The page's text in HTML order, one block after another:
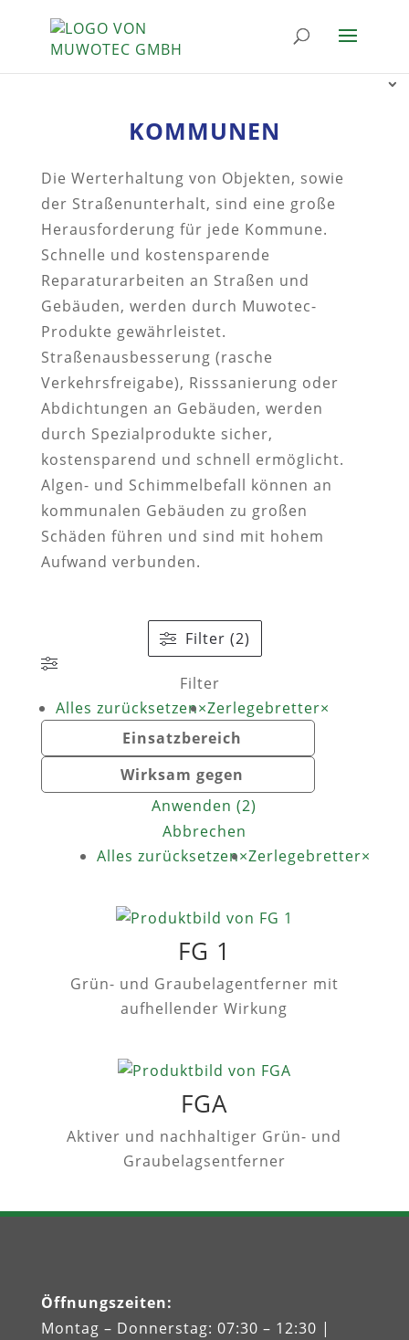
KOMMUNEN
Die Werterhaltung von Objekten, sowie
der Straßenunterhalt, sind eine große
Herausforderung für jede Kommune.
Schnelle und kostensparende
Reparaturarbeiten an Straßen und
Gebäuden, werden durch Muwotec-
Produkte gewährleistet.
Straßenausbesserung (rasche
Verkehrsfreigabe), Risssanierung oder
Abdichtungen an Gebäuden, werden
durch Spezialprodukte sicher,
kostensparend und schnell ermöglicht.
Algen- und Schimmelbefall können an
kommunalen Gebäuden zu großen
Schäden führen und sind mit hohem
Aufwand verbunden.
Filter (2)
Filter
Alles zurücksetzen×Zerlegebretter×
Einsatzbereich
Wirksam gegen
Anwenden(2)
Abbrechen
Alles zurücksetzen×Zerlegebretter×
FG 1
Grün- und Graubelagentferner mit
aufhellender Wirkung
FGA
Aktiver und nachhaltiger Grün- und
Graubelagsentferner
Öffnungszeiten:
Montag – Donnerstag: 07:30 – 12:30 |